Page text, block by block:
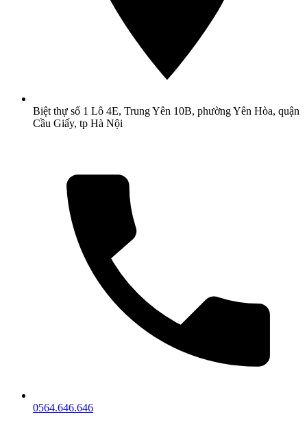
Biệt thự số 1 Lô 4E, Trung Yên 10B, phường Yên Hòa, quận
Cầu Giấy, tp Hà Nội
0564.646.646